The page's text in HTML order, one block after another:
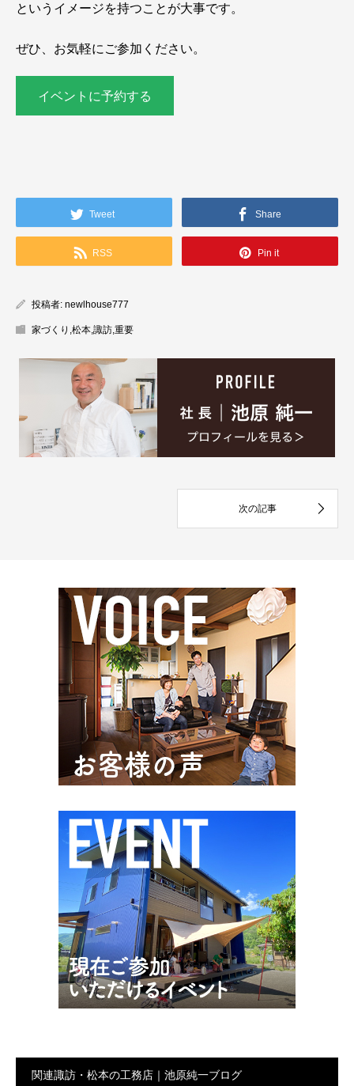
というイメージを持つことが大事です。
ぜひ、お気軽にご参加ください。
イベントに予約する
Tweet Share
RSS Pin it
投稿者: newlhouse777
家づくり ,松本,諏訪,重要
関連諏訪・松本の工務店｜池原純一ブログ